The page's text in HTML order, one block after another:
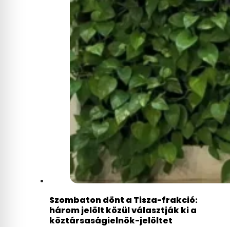
Szombaton dönt a Tisza-frakció:
három jelölt közül választják ki a
köztársaságielnök-jelöltet